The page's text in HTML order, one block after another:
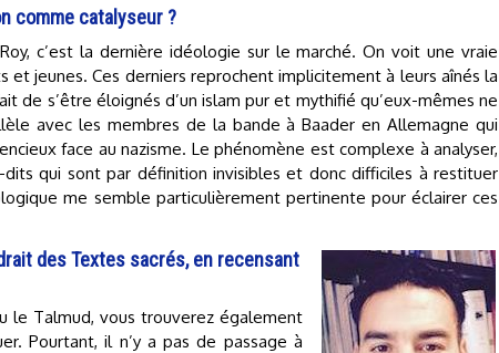
comme catalyseur ?
c’est la dernière idéologie sur le marché. On voit une vraie
jeunes. Ces derniers reprochent implicitement à leurs aînés la
de s’être éloignés d’un islam pur et mythifié qu’eux-mêmes ne
avec les membres de la bande à Baader en Allemagne qui
face au nazisme. Le phénomène est complexe à analyser,
qui sont par définition invisibles et donc difficiles à restituer
me semble particulièrement pertinente pour éclairer ces
des Textes sacrés, en recensant
le Talmud, vous trouverez également
Pourtant, il n’y a pas de passage à